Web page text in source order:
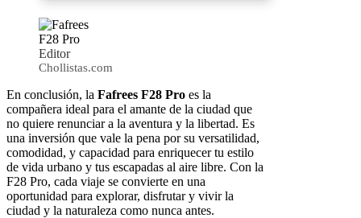
Editor
Chollistas.com
En conclusión, la Fafrees F28 Pro es la
compañera ideal para el amante de la ciudad que
no quiere renunciar a la aventura y la libertad. Es
una inversión que vale la pena por su versatilidad,
comodidad, y capacidad para enriquecer tu estilo
de vida urbano y tus escapadas al aire libre. Con la
F28 Pro, cada viaje se convierte en una
oportunidad para explorar, disfrutar y vivir la
ciudad y la naturaleza como nunca antes.